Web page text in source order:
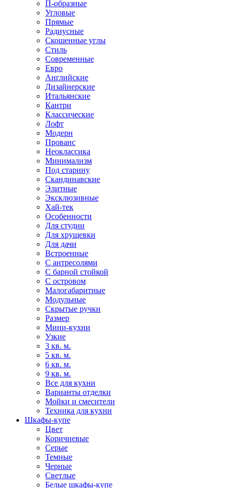
П-образные
Угловые
Прямые
Радиусные
Скошенные углы
Стиль
Современные
Евро
Английские
Дизайнерские
Итальянские
Кантри
Классические
Лофт
Модерн
Прованс
Неоклассика
Минимализм
Под старину
Скандинавские
Элитные
Эксклюзивные
Хай-тек
Особенности
Для студии
Для хрущевки
Для дачи
Встроенные
С антресолями
С барной стойкой
С островом
Малогабаритные
Модульные
Скрытые ручки
Размер
Мини-кухни
Узкие
3 кв. м.
5 кв. м.
6 кв. м.
9 кв. м.
Все для кухни
Варианты отделки
Мойки и смесители
Техника для кухни
Шкафы-купе
Цвет
Коричневые
Серые
Темные
Черные
Светлые
Белые шкафы-купе